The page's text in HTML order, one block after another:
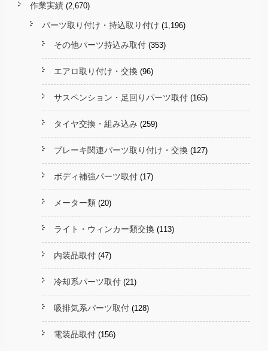
作業実績 (2,670)
パーツ取り付け・持込取り付け (1,196)
その他パーツ持込み取付 (353)
エアロ取り付け・交換 (96)
サスペンション・足回りパーツ取付 (165)
タイヤ交換・組み込み (259)
ブレーキ関連パーツ取り付け・交換 (127)
ボディ補強パーツ取付 (17)
メーター類 (20)
ライト・ウィンカー類交換 (113)
内装品取付 (47)
冷却系パーツ取付 (21)
吸排気系パーツ取付 (128)
電装品取付 (156)